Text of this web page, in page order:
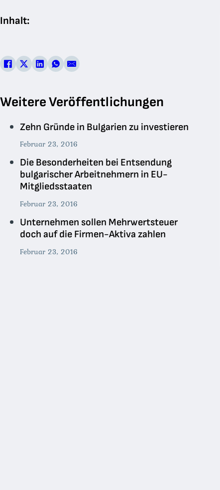
Inhalt:
Weitere Veröffentlichungen
Zehn Gründe in Bulgarien zu investieren
Februar 23, 2016
Die Besonderheiten bei Entsendung
bulgarischer Arbeitnehmern in EU-
Mitgliedsstaaten
Februar 23, 2016
Unternehmen sollen Mehrwertsteuer
doch auf die Firmen-Aktiva zahlen
Februar 23, 2016